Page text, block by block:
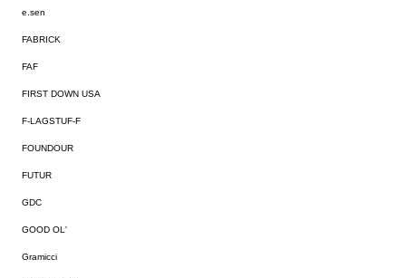
e.sen
FABRICK
FAF
FIRST DOWN USA
F-LAGSTUF-F
FOUNDOUR
FUTUR
GDC
GOOD OL'
Gramicci